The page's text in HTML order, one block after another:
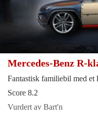
Mercedes-Benz R-
Fantastisk familiebil med et
Score 8.2
Vurdert av Bart'n